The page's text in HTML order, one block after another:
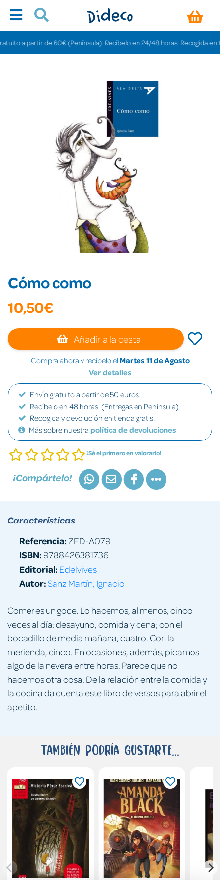
a partir de 60€ (Península). Recíbelo en 24/48 horas. Recogida en
Cómo como
10,50€
Añadir a la cesta
Compra ahora y recíbelo el Martes 11 de Agosto
Ver detalles
Envío gratuito a partir de 50 euros.
Recíbelo en 48 horas. (Entregas en Península)
Recogida y devolución en tienda gratis.
Más sobre nuestra política de devoluciones
¡Sé el primero en valorarlo!
¡Compártelo!
Comer es un goce. Lo hacemos, al menos, cinco
veces al día: desayuno, comida y cena; con el
bocadillo de media mañana, cuatro. Con la
merienda, cinco. En ocasiones, además, picamos
algo de la nevera entre horas. Parece que no
hacemos otra cosa. De la relación entre la comida y
la cocina da cuenta este libro de versos para abrir el
apetito.
Características
Referencia: ZED-A079
ISBN:9788426381736
Editorial: Edelvives
Autor:Sanz Martín, Ignacio
También podría gustarte...